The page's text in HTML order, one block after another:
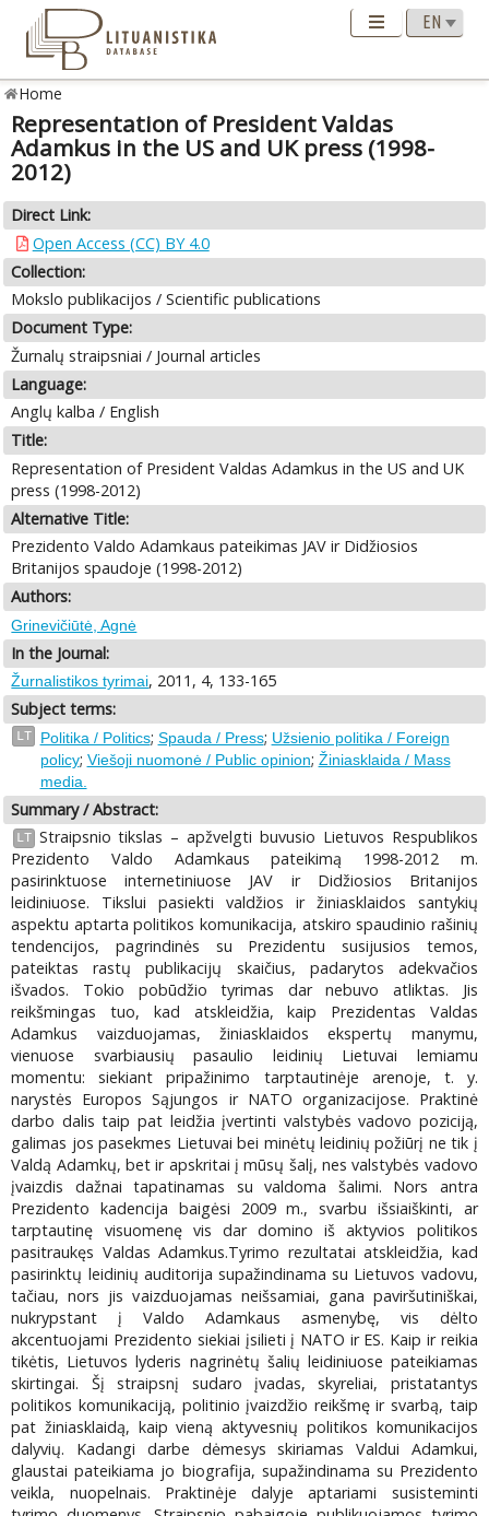
Home
Representation of President Valdas
Adamkus in the US and UK press (1998-
2012)
Direct Link:
Open Access (CC) BY 4.0
Collection:
Mokslo publikacijos / Scientific publications
Document Type:
Žurnalų straipsniai / Journal articles
Language:
Anglų kalba / English
Title:
Representation of President Valdas Adamkus in the US and UK
press (1998-2012)
Alternative Title:
Prezidento Valdo Adamkaus pateikimas JAV ir Didžiosios
Britanijos spaudoje (1998-2012)
Authors:
Grinevičiūtė, Agnė
In the Journal:
Žurnalistikos tyrimai, 2011, 4, 133-165
Subject terms:
LT Politika / Politics; Spauda / Press; Užsienio politika / Foreign
policy; Viešoji nuomonė / Public opinion; Žiniasklaida / Mass
media.
Summary / Abstract:
LT Straipsnio tikslas – apžvelgti buvusio Lietuvos Respublikos
Prezidento Valdo Adamkaus pateikimą 1998-2012 m.
pasirinktuose internetiniuose JAV ir Didžiosios Britanijos
leidiniuose. Tikslui pasiekti valdžios ir žiniasklaidos santykių
aspektu aptarta politikos komunikacija, atskiro spaudinio rašinių
tendencijos, pagrindinės su Prezidentu susijusios temos,
pateiktas rastų publikacijų skaičius, padarytos adekvačios
išvados. Tokio pobūdžio tyrimas dar nebuvo atliktas. Jis
reikšmingas tuo, kad atskleidžia, kaip Prezidentas Valdas
Adamkus vaizduojamas, žiniasklaidos ekspertų manymu,
vienuose svarbiausių pasaulio leidinių Lietuvai lemiamu
momentu: siekiant pripažinimo tarptautinėje arenoje, t. y.
narystės Europos Sąjungos ir NATO organizacijose. Praktinė
darbo dalis taip pat leidžia įvertinti valstybės vadovo poziciją,
galimas jos pasekmes Lietuvai bei minėtų leidinių požiūrį ne tik į
Valdą Adamkų, bet ir apskritai į mūsų šalį, nes valstybės vadovo
įvaizdis dažnai tapatinamas su valdoma šalimi. Nors antra
Prezidento kadencija baigėsi 2009 m., svarbu išsiaiškinti, ar
tarptautinę visuomenę vis dar domino iš aktyvios politikos
pasitraukęs Valdas Adamkus.Tyrimo rezultatai atskleidžia, kad
pasirinktų leidinių auditorija supažindinama su Lietuvos vadovu,
tačiau, nors jis vaizduojamas neišsamiai, gana paviršutiniškai,
nukrypstant į Valdo Adamkaus asmenybę, vis dėlto
akcentuojami Prezidento siekiai įsilieti į NATO ir ES. Kaip ir reikia
tikėtis, Lietuvos lyderis nagrinėtų šalių leidiniuose pateikiamas
skirtingai. Šį straipsnį sudaro įvadas, skyreliai, pristatantys
politikos komunikaciją, politinio įvaizdžio reikšmę ir svarbą, taip
pat žiniasklaidą, kaip vieną aktyvesnių politikos komunikacijos
dalyvių. Kadangi darbe dėmesys skiriamas Valdui Adamkui,
glaustai pateikiama jo biografija, supažindinama su Prezidento
veikla, nuopelnais. Praktinėje dalyje aptariami susisteminti